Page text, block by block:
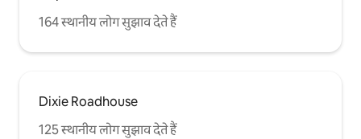
164 स्थानीय लोग सुझाव देते हैं
Dixie Roadhouse
125 स्थानीय लोग सुझाव देते हैं